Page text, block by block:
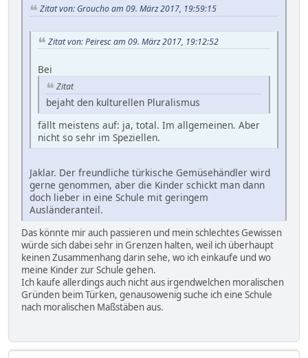
Zitat von: Groucho am 09. März 2017, 19:59:15
Zitat von: Peiresc am 09. März 2017, 19:12:52
Bei
Zitat
bejaht den kulturellen Pluralismus
fällt meistens auf: ja, total. Im allgemeinen. Aber
nicht so sehr im Speziellen.
Jaklar. Der freundliche türkische Gemüsehändler wird
gerne genommen, aber die Kinder schickt man dann
doch lieber in eine Schule mit geringem
Ausländeranteil.
Das könnte mir auch passieren und mein schlechtes Gewissen
würde sich dabei sehr in Grenzen halten, weil ich überhaupt
keinen Zusammenhang darin sehe, wo ich einkaufe und wo
meine Kinder zur Schule gehen.
Ich kaufe allerdings auch nicht aus irgendwelchen moralischen
Gründen beim Türken, genausowenig suche ich eine Schule
nach moralischen Maßstäben aus.